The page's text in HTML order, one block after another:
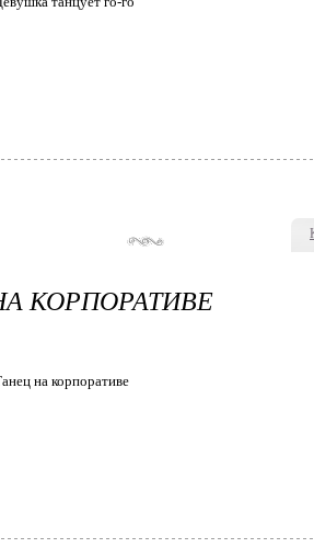
КОРПОРАТИВЕ
на корпоративе